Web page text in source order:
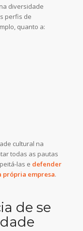
diversidade
perfis de
quanto a:
cultural na
todas as pautas
las e defender
própria empresa.
de se